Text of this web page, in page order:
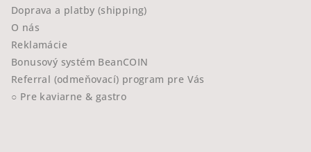
Doprava a platby (shipping)
O nás
Reklamácie
Bonusový systém BeanCOIN
Referral (odmeňovací) program pre Vás
○ Pre kaviarne & gastro